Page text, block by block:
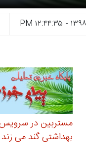
مستربین در
بهداشتی گند می زند